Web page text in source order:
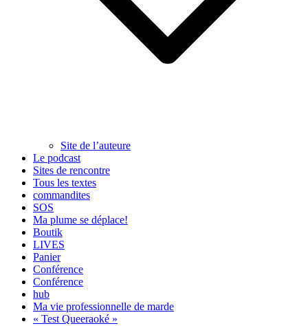
Site de l’auteure
Le podcast
Sites de rencontre
Tous les textes
commandites
SOS
Ma plume se déplace!
Boutik
LIVES
Panier
Conférence
Conférence
hub
Ma vie professionnelle de marde
« Test Queeraoké »